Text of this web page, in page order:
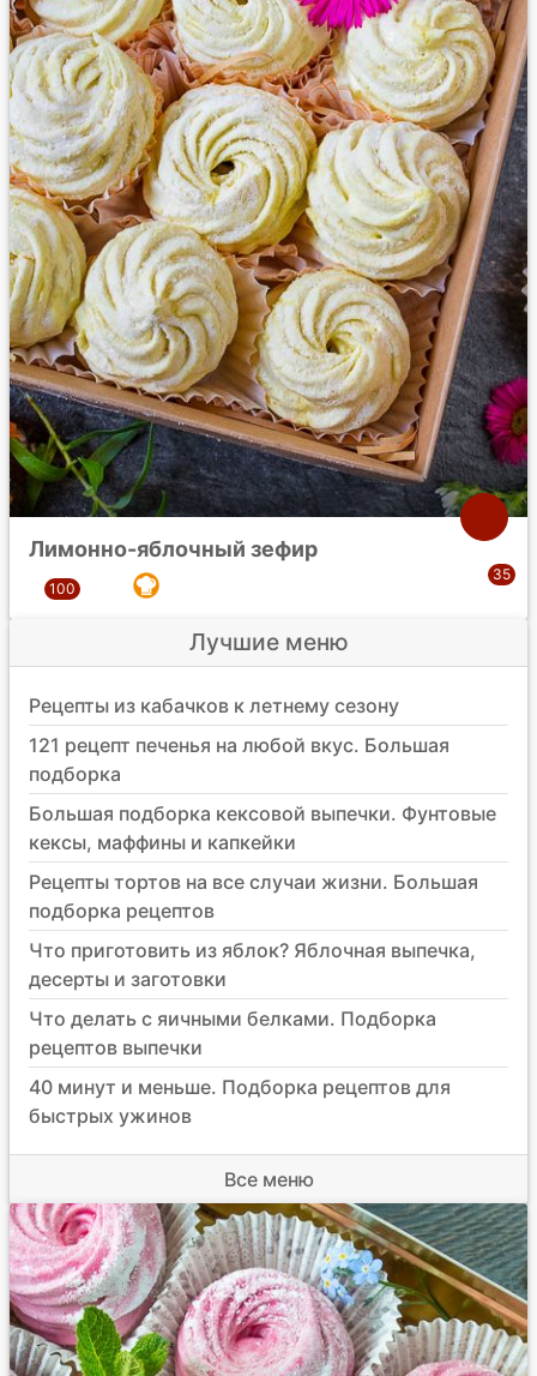
Лимонно-яблочный зефир
Лучшие меню
Рецепты из кабачков к летнему сезону
121 рецепт печенья на любой вкус. Большая
подборка
Большая подборка кексовой выпечки. Фунтовые
кексы, маффины и капкейки
Рецепты тортов на все случаи жизни. Большая
подборка рецептов
Что приготовить из яблок? Яблочная выпечка,
десерты и заготовки
Что делать с яичными белками. Подборка
рецептов выпечки
40 минут и меньше. Подборка рецептов для
быстрых ужинов
Все меню